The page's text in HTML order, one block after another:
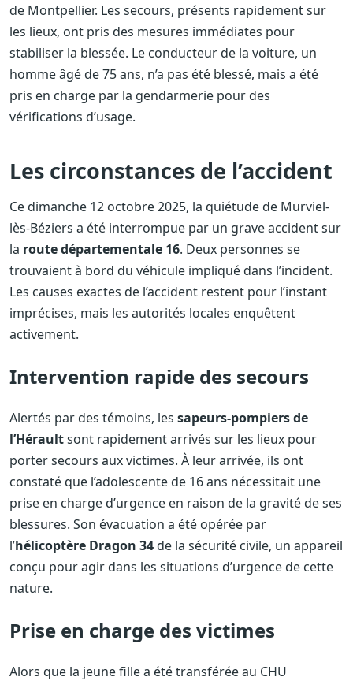
de Montpellier. Les secours, présents rapidement sur
les lieux, ont pris des mesures immédiates pour
stabiliser la blessée. Le conducteur de la voiture, un
homme âgé de 75 ans, n’a pas été blessé, mais a été
pris en charge par la gendarmerie pour des
vérifications d’usage.
Les circonstances de l’accident
Ce dimanche 12 octobre 2025, la quiétude de Murviel-
lès-Béziers a été interrompue par un grave accident sur
la route départementale 16. Deux personnes se
trouvaient à bord du véhicule impliqué dans l’incident.
Les causes exactes de l’accident restent pour l’instant
imprécises, mais les autorités locales enquêtent
activement.
Intervention rapide des secours
Alertés par des témoins, les sapeurs-pompiers de
l’Héraultsont rapidement arrivés sur les lieux pour
porter secours aux victimes. À leur arrivée, ils ont
constaté que l’adolescente de 16 ans nécessitait une
prise en charge d’urgence en raison de la gravité de ses
blessures. Son évacuation a été opérée par
l’hélicoptère Dragon 34de la sécurité civile, un appareil
conçu pour agir dans les situations d’urgence de cette
nature.
Prise en charge des victimes
Alors que la jeune fille a été transférée au CHU